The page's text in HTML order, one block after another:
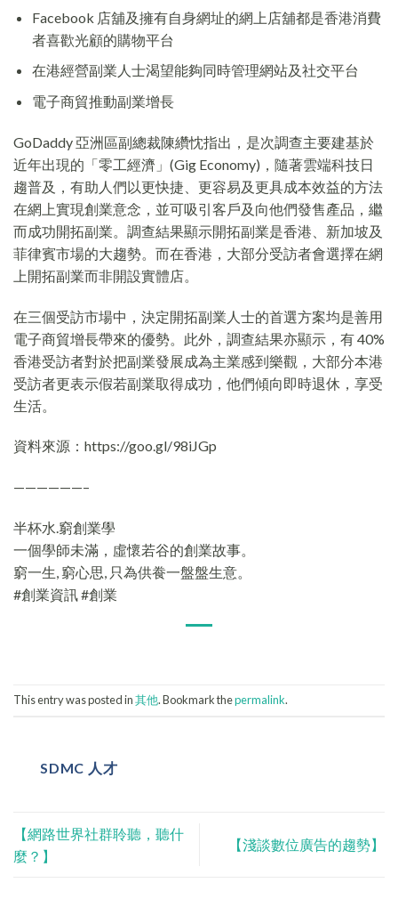
Facebook 店舖及擁有自身網址的網上店舖都是香港消費
者喜歡光顧的購物平台
在港經營副業人士渴望能夠同時管理網站及社交平台
電子商貿推動副業增長
GoDaddy 亞洲區副總裁陳纘忱指出，是次調查主要建基於
近年出現的「零工經濟」(Gig Economy)，隨著雲端科技日
趨普及，有助人們以更快捷、更容易及更具成本效益的方法
在網上實現創業意念，並可吸引客戶及向他們發售產品，繼
而成功開拓副業。調查結果顯示開拓副業是香港、新加坡及
菲律賓市場的大趨勢。而在香港，大部分受訪者會選擇在網
上開拓副業而非開設實體店。
在三個受訪市場中，決定開拓副業人士的首選方案均是善用
電子商貿增長帶來的優勢。此外，調查結果亦顯示，有 40%
香港受訪者對於把副業發展成為主業感到樂觀，大部分本港
受訪者更表示假若副業取得成功，他們傾向即時退休，享受
生活。
資料來源：https://goo.gl/98iJGp
——————–
半杯水.窮創業學
一個學師未滿，虛懷若谷的創業故事。
窮一生, 窮心思, 只為供飬一盤盤生意。
#創業資訊 #創業
This entry was posted in其他. Bookmark thepermalink.
SDMC 人才
【網路世界社群聆聽，聽什
麼？】
【淺談數位廣告的趨勢】